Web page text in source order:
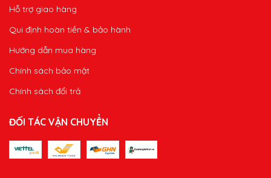
Hỗ trợ giao hàng
Qui định hoàn tiền & bảo hành
Hướng dẫn mua hàng
Chính sách bảo mật
Chính sách đổi trả
ĐỐI TÁC VẬN CHUYỂN